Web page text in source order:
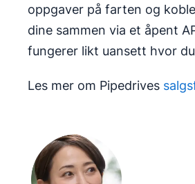
oppgaver på farten og
dine sammen via et åpent
fungerer likt uansett hvor
Les mer om Pipedrives